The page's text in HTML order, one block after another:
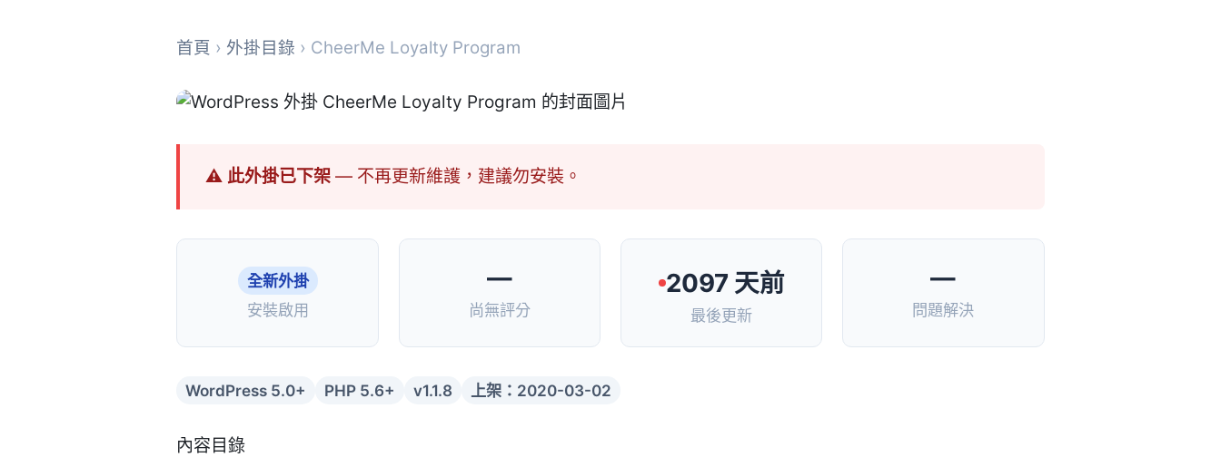
首頁 › 外掛目錄 › CheerMe Loyalty Program
⚠ 此外掛已下架— 不再更新維護，建議勿安裝。
全新外掛
安裝啟用
—
尚無評分
2097 天前
最後更新
—
問題解決
WordPress 5.0+ PHP 5.6+ v1.1.8 上架：2020-03-02
內容目錄